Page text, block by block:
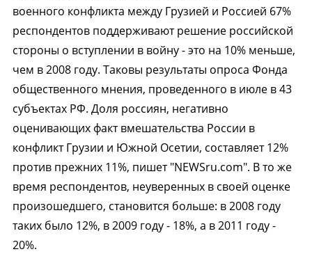
военного конфликта между Грузией и Россией 67%
респондентов поддерживают решение российской
стороны о вступлении в войну - это на 10% меньше,
чем в 2008 году. Таковы результаты опроса Фонда
общественного мнения, проведенного в июле в 43
субъектах РФ. Доля россиян, негативно
оценивающих факт вмешательства России в
конфликт Грузии и Южной Осетии, составляет 12%
против прежних 11%, пишет "NEWSru.com". В то же
время респондентов, неуверенных в своей оценке
произошедшего, становится больше: в 2008 году
таких было 12%, в 2009 году - 18%, а в 2011 году -
20%.